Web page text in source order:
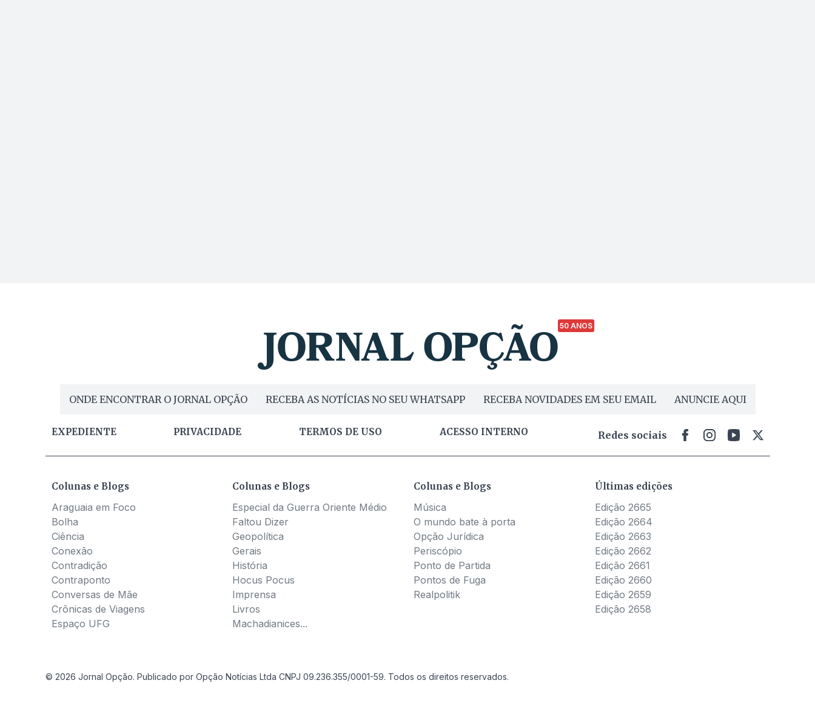
50 ANOS
ONDE ENCONTRAR O JORNAL OPÇÃO RECEBA AS NOTÍCIAS NO SEU WHATSAPP RECEBA NOVIDADES EM SEU EMAIL ANUNCIE AQUI
EXPEDIENTE PRIVACIDADE TERMOS DE USO ACESSO INTERNO Redes sociais
Colunas e Blogs
Araguaia em Foco
Bolha
Ciência
Conexão
Contradição
Contraponto
Conversas de Mãe
Crônicas de Viagens
Espaço UFG
Colunas e Blogs
Especial da Guerra Oriente Médio
Faltou Dizer
Geopolítica
Gerais
História
Hocus Pocus
Imprensa
Livros
Machadianices...
Colunas e Blogs
Música
O mundo bate à porta
Opção Jurídica
Periscópio
Ponto de Partida
Pontos de Fuga
Realpolitik
Últimas edições
Edição 2665
Edição 2664
Edição 2663
Edição 2662
Edição 2661
Edição 2660
Edição 2659
Edição 2658
© 2026 Jornal Opção. Publicado por Opção Notícias Ltda CNPJ 09.236.355/0001-59. Todos os direitos reservados.